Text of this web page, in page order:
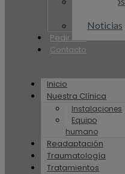
Noticias
Pedir cita
Contacto
Inicio
Nuestra Clínica
Instalaciones
Equipo
humano
Readaptación
Traumatología
Tratamientos